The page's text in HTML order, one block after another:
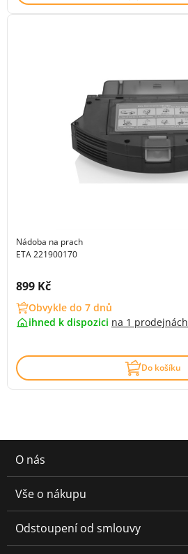
Nádoba na prach
ETA 221900170
Cena s DPH:
899 Kč
Obvykle do 7 dnů
ihned k dispozici na 1 prodejnách
Do košíku
O nás
Vše o nákupu
Odstoupení od smlouvy